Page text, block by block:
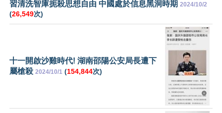
習清洗智庫扼殺思想自由 中國處於信息黑洞時期 2024/10/2
(26,549次)
十一開啟沙雞時代! 湖南邵陽公安局長遭下
屬槍殺 2024/10/1 (154,844次)